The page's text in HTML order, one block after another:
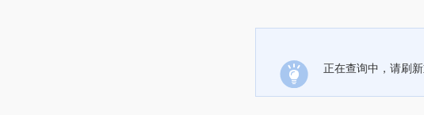
正在查询中，请刷